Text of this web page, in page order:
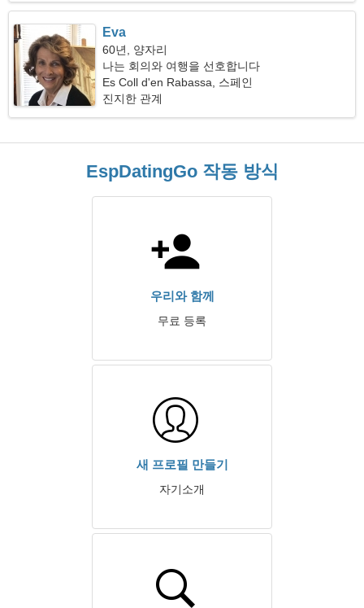
Eva
60년, 양자리
나는 회의와 여행을 선호합니다
Es Coll d'en Rabassa, 스페인
진지한 관계
EspDatingGo 작동 방식
우리와 함께
무료 등록
새 프로필 만들기
자기소개